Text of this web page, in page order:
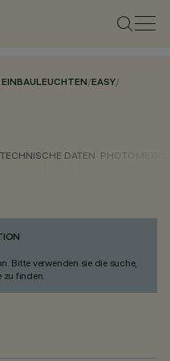
/EASY/
TECHNISCHE DATEN
Bitte verwenden sie die suche,
zu finden.